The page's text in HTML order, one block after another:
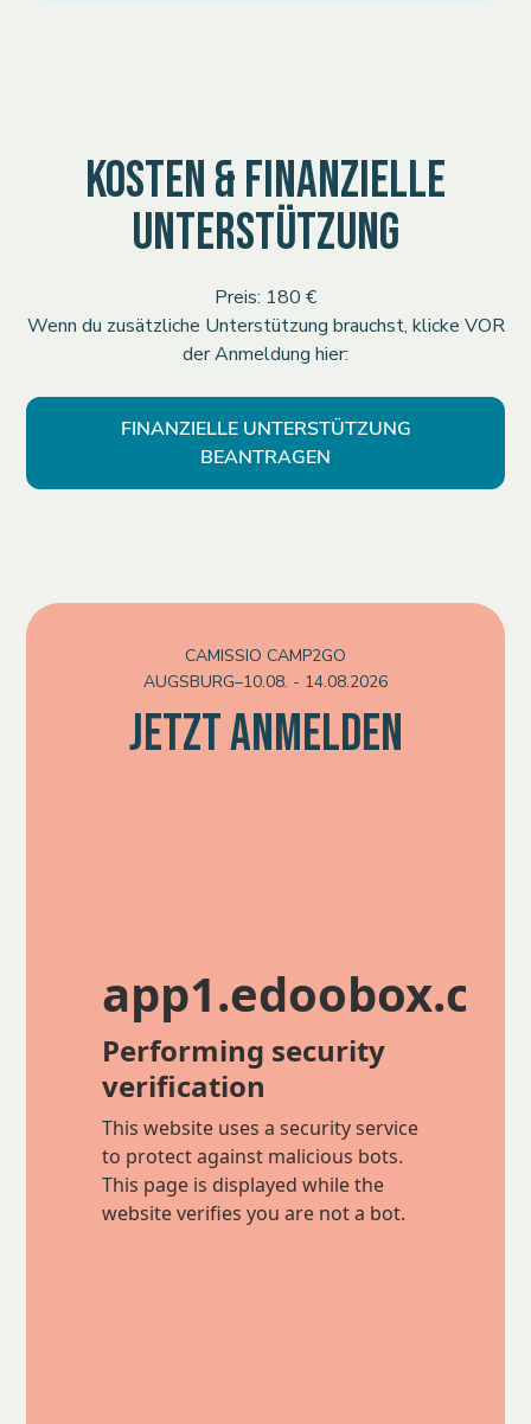
KOSTEN & FINANZIELLE
UNTERSTÜTZUNG
Preis: 180 €
Wenn du zusätzliche Unterstützung brauchst, klicke VOR
der Anmeldung hier:
FINANZIELLE UNTERSTÜTZUNG
BEANTRAGEN
CAMISSIO CAMP2GO
AUGSBURG–10.08. - 14.08.2026
JETZT ANMELDEN